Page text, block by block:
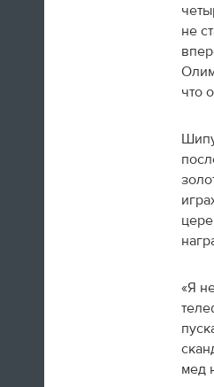
После просмотра
про
российские спортсмены
«По сравнению с Играми
наша команда выиграла
больше медалей. В
больше, если считать
золотые. Провела свою
Олимпиаду в истории и
звезды и новые победы».
поможет
не
что
«Я
мед